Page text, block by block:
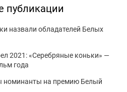
публикации
назвали обладателей Белых
2021: «Серебряные коньки» —
года
номинанты на премию Белый